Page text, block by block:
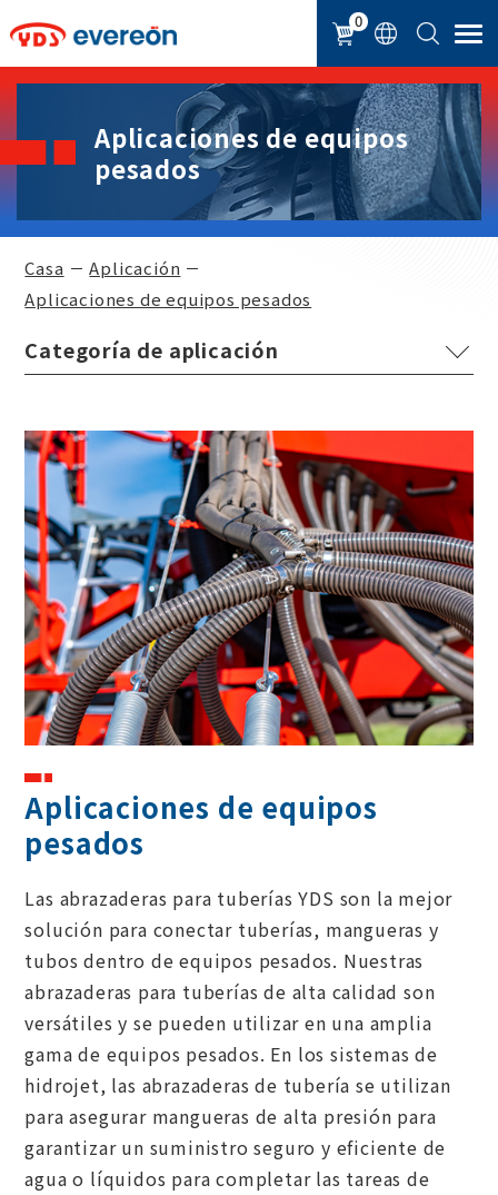
0
Aplicaciones de equipos
pesados
Casa
Aplicación
Aplicaciones de equipos pesados
Aplicaciones de autopartes
Abrazaderas para tubos para maquinaria agrícola.
Aplicación de materiales de jardinería y
paisajismo.
Aplicaciones de maquinaria para trabajar la madera
Aplicación del sistema de drenaje.
Aplicación del equipo del sistema de navegación.
Aplicaciones del sistema de aire acondicionado.
Aplicaciones de equipos pesados
Aplicaciones de equipos de gas
Aplicaciones de equipos
pesados
Las abrazaderas para tuberías YDS son la mejor
solución para conectar tuberías, mangueras y
tubos dentro de equipos pesados. Nuestras
abrazaderas para tuberías de alta calidad son
versátiles y se pueden utilizar en una amplia
gama de equipos pesados. En los sistemas de
hidrojet, las abrazaderas de tubería se utilizan
para asegurar mangueras de alta presión para
garantizar un suministro seguro y eficiente de
agua o líquidos para completar las tareas de